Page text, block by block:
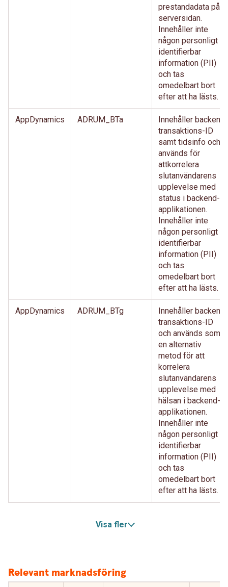
prestandadata på
serversidan.
Innehåller inte
någon personligt
identifierbar
information (PII)
och tas
omedelbart bort
efter att ha lästs.
AppDynamics ADRUM_BTa
Innehåller backend
transaktions-ID
samt tidsinfo och
används för
attkorrelera
slutanvändarens
upplevelse med
status i backend-
applikationen.
Innehåller inte
någon personligt
identifierbar
information (PII)
och tas
omedelbart bort
efter att ha lästs.
AppDynamics ADRUM_BTg
Innehåller backend
transaktions-ID
och används som
en alternativ
metod för att
korrelera
slutanvändarens
upplevelse med
hälsan i backend-
applikationen.
Innehåller inte
någon personligt
identifierbar
information (PII)
och tas
omedelbart bort
efter att ha lästs.
Visa fler
Relevant marknadsföring